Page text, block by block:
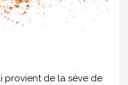
provient de la sève de